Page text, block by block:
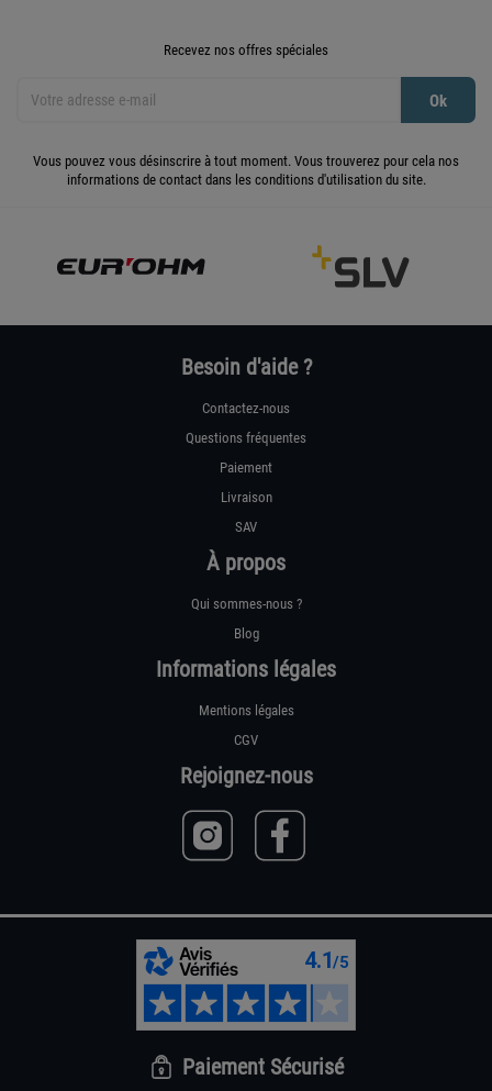
Recevez nos offres spéciales
Vous pouvez vous désinscrire à tout moment. Vous trouverez pour cela nos
informations de contact dans les conditions d'utilisation du site.
Besoin d'aide ?
Contactez-nous
Questions fréquentes
Paiement
Livraison
SAV
À propos
Qui sommes-nous ?
Blog
Informations légales
Mentions légales
CGV
Rejoignez-nous
Paiement Sécurisé